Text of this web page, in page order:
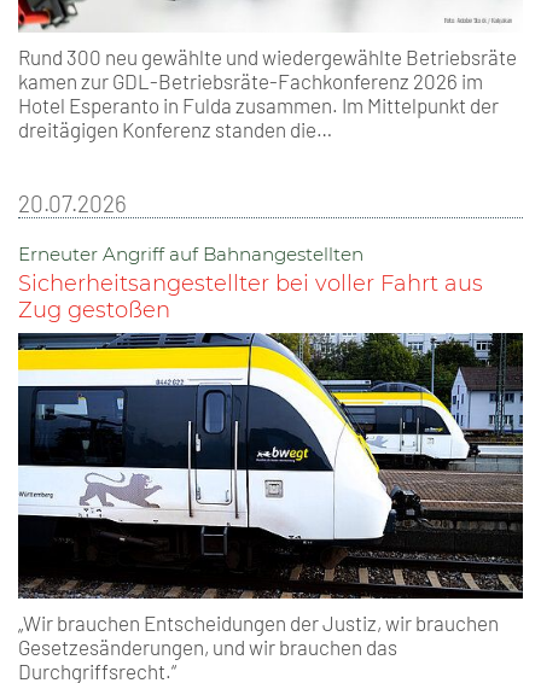
Rund 300 neu gewählte und wiedergewählte Betriebsräte
kamen zur GDL-Betriebsräte-Fachkonferenz 2026 im
Hotel Esperanto in Fulda zusammen. Im Mittelpunkt der
dreitägigen Konferenz standen die…
20.07.2026
Erneuter Angriff auf Bahnangestellten
Sicherheitsangestellter bei voller Fahrt aus
Zug gestoßen
„Wir brauchen Entscheidungen der Justiz, wir brauchen
Gesetzesänderungen, und wir brauchen das
Durchgriffsrecht.“